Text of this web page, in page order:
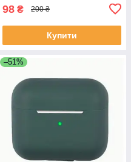
98 ₴ 200 ₴
Купити
–51%